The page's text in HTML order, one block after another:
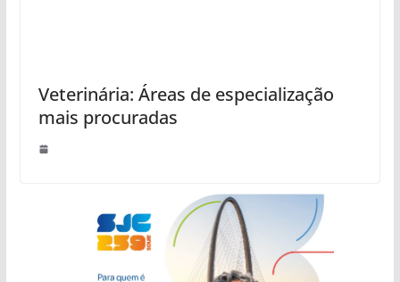
Veterinária: Áreas de especialização
mais procuradas